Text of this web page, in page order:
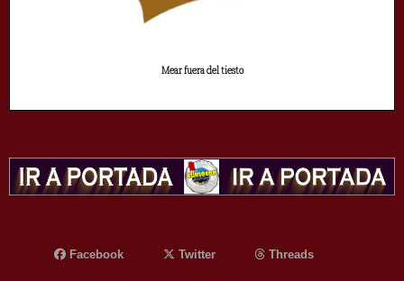
Mear fuera del tiesto
Facebook Twitter Threads